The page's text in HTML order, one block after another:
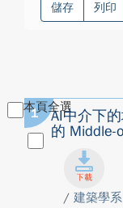
儲存 列印
本頁全選
1
AI中介下
的 Middle-
/ 建築學系